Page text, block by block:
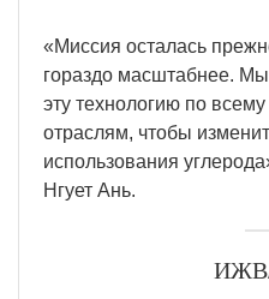
«Миссия осталась
гораздо масштабнее.
эту технологию по
отраслям, чтобы
использования
Нгует Ань.